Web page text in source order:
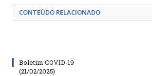
CONTEÚDO RELACIONADO
Boletim COVID-19
(21/02/2025)